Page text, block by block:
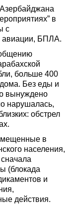
в
с
авиации, БПЛА.
больше 400
Без еды и
вынуждено
нарушалась,
обстрел
в
населения,
(блокада
и
действия.